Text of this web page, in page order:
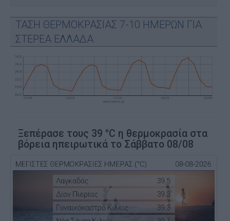
ΤΑΣΗ ΘΕΡΜΟΚΡΑΣΙΑΣ 7-10 ΗΜΕΡΩΝ ΓΙΑ
ΣΤΕΡΕΑ ΕΛΛΑΔΑ
Ξεπέρασε τους 39 °C η θερμοκρασία στα
βόρεια ηπειρωτικά το Σάββατο 08/08